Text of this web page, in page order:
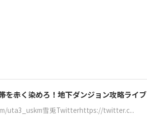
を赤く染めろ！地下ダンジョン攻略ライブ
uta3_uskm雪兎Twitterhttps://twitter.c...